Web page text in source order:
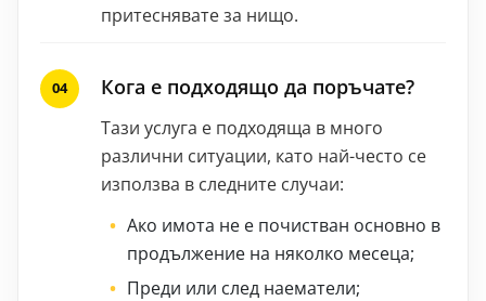
притеснявате за нищо.
Кога е подходящо да поръчате?
Тази услуга е подходяща в много
различни ситуации, като най-често се
използва в следните случаи:
Ако имота не е почистван основно в
продължение на няколко месеца;
Преди или след наематели;